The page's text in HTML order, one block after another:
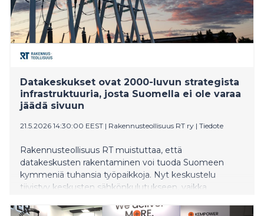
Datakeskukset ovat 2000-luvun strategista
infrastruktuuria, josta Suomella ei ole varaa
jäädä sivuun
21.5.2026 14:30:00 EEST | Rakennusteollisuus RT ry | Tiedote
Rakennusteollisuus RT muistuttaa, että
datakeskusten rakentaminen voi tuoda Suomeen
kymmeniä tuhansia työpaikkoja. Nyt keskustelu
tiivistyy keskusten sähkönkulutukseen, vaikka
sivuun investointikisassa.